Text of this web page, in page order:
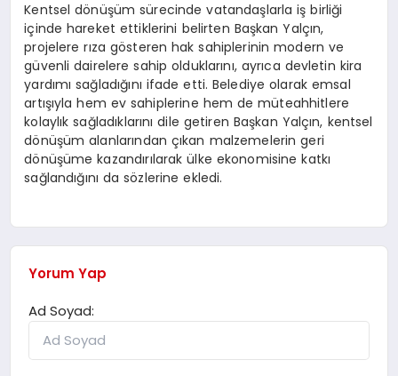
Kentsel dönüşüm sürecinde vatandaşlarla iş birliği
içinde hareket ettiklerini belirten Başkan Yalçın,
projelere rıza gösteren hak sahiplerinin modern ve
güvenli dairelere sahip olduklarını, ayrıca devletin kira
yardımı sağladığını ifade etti. Belediye olarak emsal
artışıyla hem ev sahiplerine hem de müteahhitlere
kolaylık sağladıklarını dile getiren Başkan Yalçın, kentsel
dönüşüm alanlarından çıkan malzemelerin geri
dönüşüme kazandırılarak ülke ekonomisine katkı
sağlandığını da sözlerine ekledi.
Yorum Yap
Ad Soyad: